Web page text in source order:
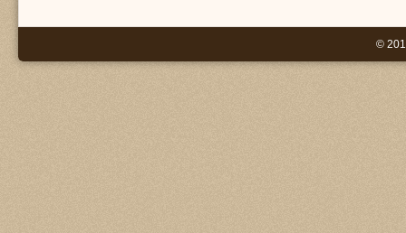
©